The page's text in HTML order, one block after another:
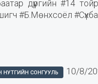
дүүргийн #14
#Б.Мөнхсоёл
НУТГИЙН СОНГУУЛЬ 10/8/